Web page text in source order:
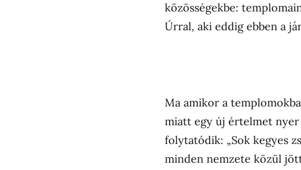
közösségekbe:
Úrral, aki eddig ebben a
Ma amikor a
miatt egy új értelmet nyer
folytatódik: „Sok kegyes
minden nemzete közül